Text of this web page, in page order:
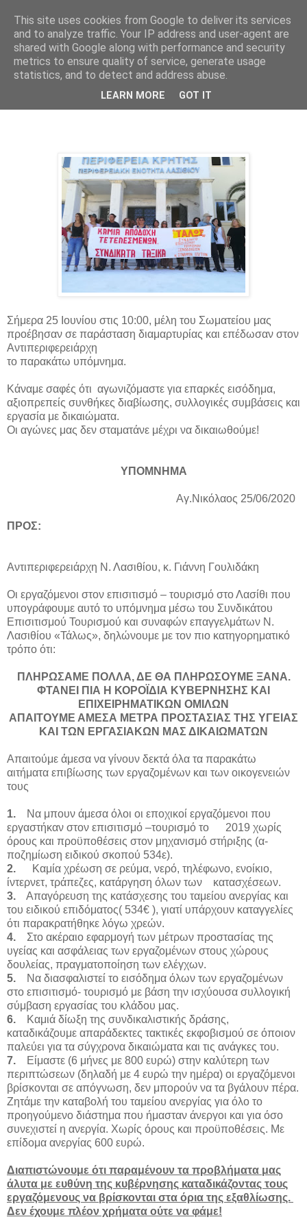
ΔΕΛΤΙΟ ΤΥΠΟΥ
Σήμερα 25 Ιουνίου στις 10:00, μέλη του Σωματείου μας
προέβησαν σε παράσταση διαμαρτυρίας και επέδωσαν στον
Αντιπεριφερειάρχη
το παρακάτω υπόμνημα.
Κάναμε σαφές ότι αγωνιζόμαστε για επαρκές εισόδημα,
αξιοπρεπείς συνθήκες διαβίωσης, συλλογικές συμβάσεις και
εργασία με δικαιώματα.
Οι αγώνες μας δεν σταματάνε μέχρι να δικαιωθούμε!
ΥΠΟΜΝΗΜΑ
Αγ.Νικόλαος 25/06/2020
ΠΡΟΣ:
Αντιπεριφερειάρχη Ν. Λασιθίου, κ. Γιάννη Γουλιδάκη
Οι εργαζόμενοι στον επισιτισμό – τουρισμό στο Λασίθι που
υπογράφουμε αυτό το υπόμνημα μέσω του Συνδικάτου
Επισιτισμού Τουρισμού και συναφών επαγγελμάτων Ν.
Λασιθίου «Τάλως», δηλώνουμε με τον πιο κατηγορηματικό
τρόπο ότι:
ΠΛΗΡΩΣΑΜΕ ΠΟΛΛΑ, ΔΕ ΘΑ ΠΛΗΡΩΣΟΥΜΕ ΞΑΝΑ.
ΦΤΑΝΕΙ ΠΙΑ Η ΚΟΡΟΪΔΙΑ ΚΥΒΕΡΝΗΣΗΣ ΚΑΙ
ΕΠΙΧΕΙΡΗΜΑΤΙΚΩΝ ΟΜΙΛΩΝ
ΑΠΑΙΤΟΥΜΕ ΑΜΕΣΑ ΜΕΤΡΑ ΠΡΟΣΤΑΣΙΑΣ ΤΗΣ ΥΓΕΙΑΣ
ΚΑΙ ΤΩΝ ΕΡΓΑΣΙΑΚΩΝ ΜΑΣ ΔΙΚΑΙΩΜΑΤΩΝ
Απαιτούμε άμεσα να γίνουν δεκτά όλα τα παρακάτω
αιτήματα επιβίωσης των εργαζομένων και των οικογενειών
τους
1. Να μπουν άμεσα όλοι οι εποχικοί εργαζόμενοι που
εργαστήκαν στον επισιτισμό –τουρισμό το 2019 χωρίς
όρους και προϋποθέσεις στον μηχανισμό στήριξης (α-
ποζημίωση ειδικού σκοπού 534ε).
2.
Καμία χρέωση σε ρεύμα, νερό, τηλέφωνο, ενοίκιο,
ίντερνετ, τράπεζες, κατάργηση όλων των κατασχέσεων.
3. Απαγόρευση της κατάσχεσης του ταμείου ανεργίας και
του ειδικού επιδόματος( 534€ ), γιατί υπάρχουν καταγγελίες
ότι παρακρατήθηκε λόγω χρεών.
4.
Στο ακέραιο εφαρμογή των μέτρων προστασίας της
υγείας και ασφάλειας των εργαζομένων στους χώρους
δουλείας, πραγματοποίηση των ελέγχων.
5. Να διασφαλιστεί το εισόδημα όλων των εργαζομένων
στο επισιτισμό- τουρισμό με βάση την ισχύουσα συλλογική
σύμβαση εργασίας του κλάδου μας.
6. Καμιά δίωξη της συνδικαλιστικής δράσης,
καταδικάζουμε απαράδεκτες τακτικές εκφοβισμού σε όποιον
παλεύει για τα σύγχρονα δικαιώματα και τις ανάγκες του.
7. Είμαστε (6 μήνες με 800 ευρώ) στην καλύτερη των
περιπτώσεων (δηλαδή με 4 ευρώ την ημέρα) οι εργαζόμενοι
βρίσκονται σε απόγνωση, δεν μπορούν να τα βγάλουν πέρα.
Ζητάμε την καταβολή του ταμείου ανεργίας για όλο το
προηγούμενο διάστημα που ήμασταν άνεργοι και για όσο
συνεχιστεί η ανεργία. Χωρίς όρους και προϋποθέσεις. Με
επίδομα ανεργίας 600 ευρώ.
Διαπιστώνουμε ότι παραμένουν τα προβλήματα μας
άλυτα με ευθύνη της κυβέρνησης καταδικάζοντας τους
εργαζόμενους να βρίσκονται στα όρια της εξαθλίωσης.
Δεν έχουμε πλέον χρήματα ούτε να φάμε!
This site uses cookies from Google to deliver its services
and to analyze traffic. Your IP address and user-agent are
shared with Google along with performance and security
metrics to ensure quality of service, generate usage
statistics, and to detect and address abuse.
LEARN MORE GOT IT